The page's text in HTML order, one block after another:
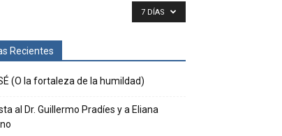
7 DÍAS
Recientes
(O la fortaleza de la humildad)
al Dr. Guillermo Pradíes y a Eliana